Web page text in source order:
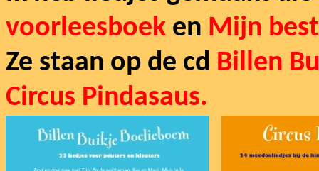
voorleesboek en Mijn
Ze staan op de cd Billen
Circus Pindasaus.